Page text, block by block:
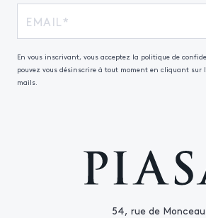
54, rue de Monceau
En vous inscrivant, vous acceptez la politique de
pouvez vous désinscrire à tout moment en cliquant
mails.